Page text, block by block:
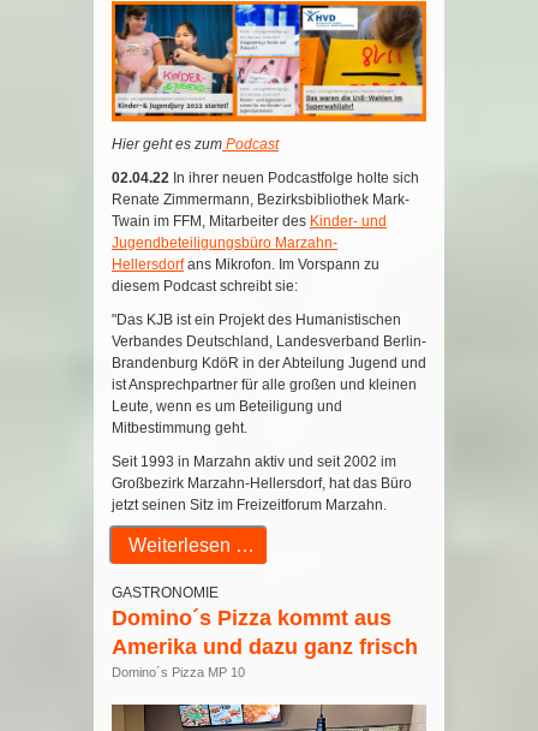
Hier geht es zum Podcast
02.04.22 In ihrer neuen Podcastfolge holte sich
Renate Zimmermann, Bezirksbibliothek Mark-
Twain im FFM, Mitarbeiter des Kinder- und
Jugendbeteiligungsbüro Marzahn-
Hellersdorfans Mikrofon. Im Vorspann zu
diesem Podcast schreibt sie:
"Das KJB ist ein Projekt des Humanistischen
Verbandes Deutschland, Landesverband Berlin-
Brandenburg KdöR in der Abteilung Jugend und
ist Ansprechpartner für alle großen und kleinen
Leute, wenn es um Beteiligung und
Mitbestimmung geht.
Seit 1993 in Marzahn aktiv und seit 2002 im
Großbezirk Marzahn-Hellersdorf, hat das Büro
jetzt seinen Sitz im Freizeitforum Marzahn.
Weiterlesen …
GASTRONOMIE
Domino´s Pizza kommt aus
Amerika und dazu ganz frisch
Domino´s Pizza MP 10